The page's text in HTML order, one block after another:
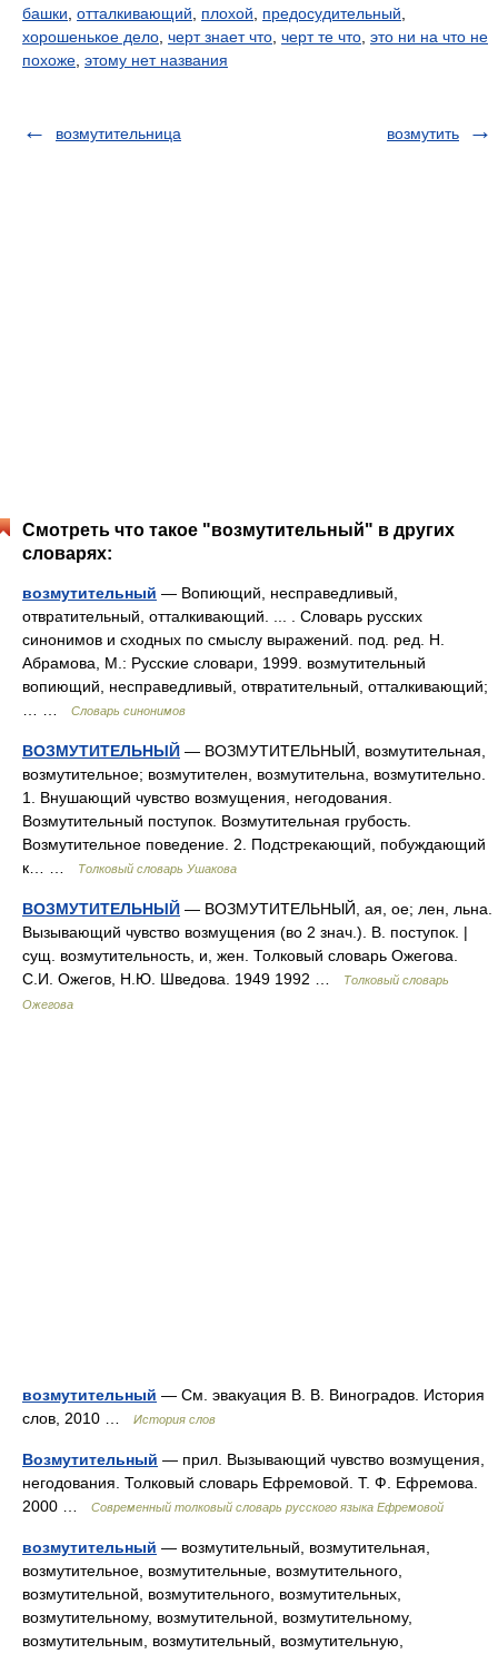
башки отталкивающий плохой предосудительный
хорошенькое дело черт знает что черт те что это ни на что не
похоже этому нет названия
возмутительница возмутить
Смотреть что такое "возмутительный" в других
словарях:
возмутительный — Вопиющий, несправедливый,
отвратительный, отталкивающий. ... . Словарь русских
синонимов и сходных по смыслу выражений. под. ред. Н.
Абрамова, М.: Русские словари, 1999. возмутительный
вопиющий, несправедливый, отвратительный, отталкивающий;
Словарь синонимов
ВОЗМУТИТЕЛЬНЫЙ — ВОЗМУТИТЕЛЬНЫЙ, возмутительная,
возмутительное; возмутителен, возмутительна, возмутительно.
1. Внушающий чувство возмущения, негодования.
Возмутительный поступок. Возмутительная грубость.
Возмутительное поведение. 2. Подстрекающий, побуждающий
к… …
Толковый словарь Ушакова
ВОЗМУТИТЕЛЬНЫЙ — ВОЗМУТИТЕЛЬНЫЙ, ая, ое; лен, льна.
Вызывающий чувство возмущения (во 2 знач.). В. поступок. |
сущ. возмутительность, и, жен. Толковый словарь Ожегова.
С.И. Ожегов, Н.Ю. Шведова. 1949 1992 …
Толковый словарь
Ожегова
возмутительный — См. эвакуация В. В. Виноградов. История
слов, 2010 …
История слов
Возмутительный — прил. Вызывающий чувство возмущения,
негодования. Толковый словарь Ефремовой. Т. Ф. Ефремова.
2000 …
Современный толковый словарь русского языка Ефремовой
возмутительный — возмутительный, возмутительная,
возмутительное, возмутительные, возмутительного,
возмутительной, возмутительного, возмутительных,
возмутительному, возмутительной, возмутительному,
возмутительным, возмутительный, возмутительную,